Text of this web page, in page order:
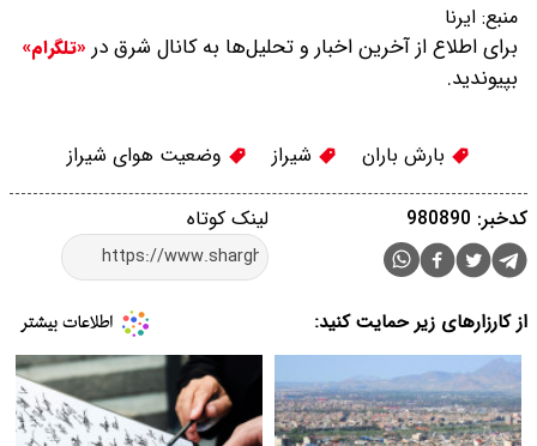
منبع: ایرنا
برای اطلاع از آخرین اخبار و تحلیل‌ها به کانال شرق در «تلگرام»
بپیوندید.
بارش باران شیراز وضعیت هوای شیراز
لینک کوتاه کدخبر: 980890
از کارزارهای زیر حمایت کنید: